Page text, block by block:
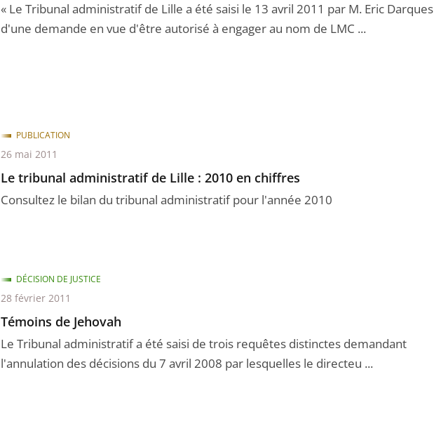
« Le Tribunal administratif de Lille a été saisi le 13 avril 2011 par M. Eric Darques
d'une demande en vue d'être autorisé à engager au nom de LMC ...
Le tribunal administratif de Lille : 2010 en chiffres
Consultez le bilan du tribunal administratif pour l'année 2010
PUBLICATION
26 mai 2011
Témoins de Jehovah
Le Tribunal administratif a été saisi de trois requêtes distinctes demandant
l'annulation des décisions du 7 avril 2008 par lesquelles le directeu ...
DÉCISION DE JUSTICE
28 février 2011